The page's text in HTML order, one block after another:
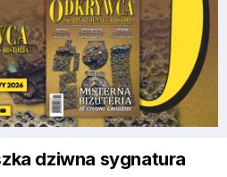
dziwna sygnatura